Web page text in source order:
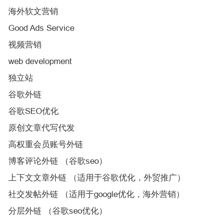
海外软文营销
Good Ads Service
视频营销
web development
独立站
谷歌外链
谷歌SEO优化
原创文章代写代发
高权重会员账号外链
博客评论外链 （谷歌seo）
上下文文章外链 （适用于谷歌优化，外贸推广）
社交发帖外链 （适用于google优化，海外营销）
分层外链 （谷歌seo优化）